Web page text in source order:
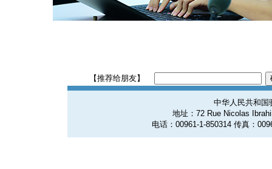
【推荐给朋友】
中华人民共和国
地址：72 Rue Nicolas
电话：00961-1-850314 传真：